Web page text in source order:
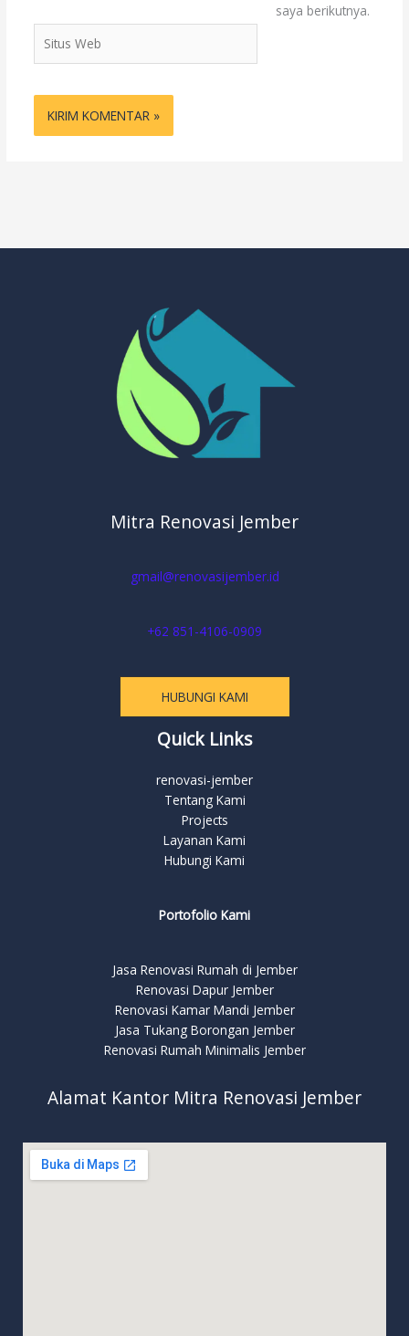
Web
saya berikutnya.
Mitra Renovasi Jember
gmail@renovasijember.id
+62 851-4106-0909
HUBUNGI KAMI
Quick Links
renovasi-jember
Tentang Kami
Projects
Layanan Kami
Hubungi Kami
Portofolio Kami
Jasa Renovasi Rumah di Jember
Renovasi Dapur Jember
Renovasi Kamar Mandi Jember
Jasa Tukang Borongan Jember
Renovasi Rumah Minimalis Jember
Alamat Kantor Mitra Renovasi Jember